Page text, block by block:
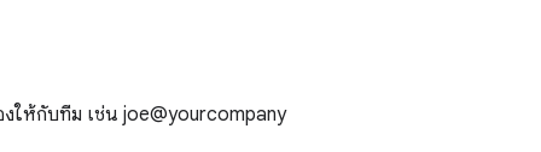
งให้กับทีม เช่น joe@yourcompany